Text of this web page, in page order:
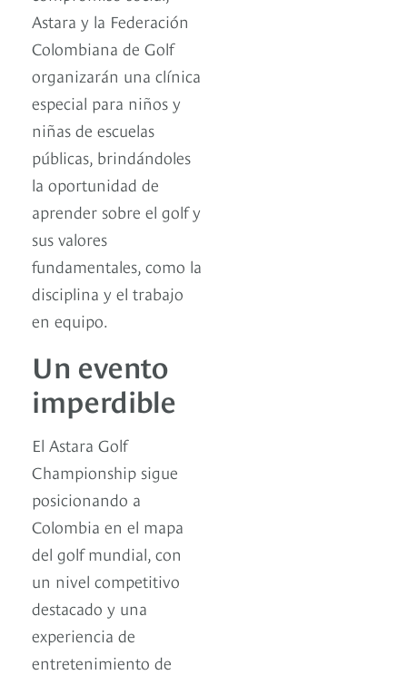
Astara y la Federación
Colombiana de Golf
organizarán una clínica
especial para niños y
niñas de escuelas
públicas, brindándoles
la oportunidad de
aprender sobre el golf y
sus valores
fundamentales, como la
disciplina y el trabajo
en equipo.
Un evento
imperdible
El Astara Golf
Championship sigue
posicionando a
Colombia en el mapa
del golf mundial, con
un nivel competitivo
destacado y una
experiencia de
entretenimiento de